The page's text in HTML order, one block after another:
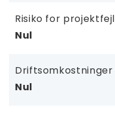
Risiko for projektfejl
Nul
Driftsomkostninger
Nul